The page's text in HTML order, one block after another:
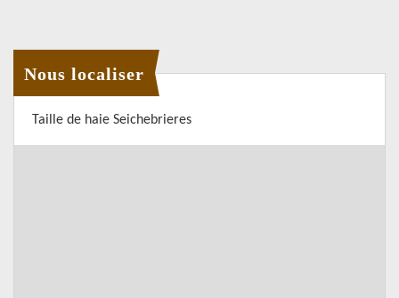
Nous localiser
Taille de haie Seichebrieres